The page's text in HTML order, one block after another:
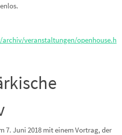
veranstaltungen/openhouse.h
7. Juni 2018 mit einem Vortrag, der